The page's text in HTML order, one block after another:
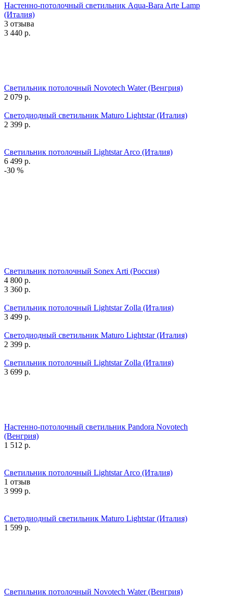
Настенно-потолочный светильник Aqua-Bara Arte Lamp
(Италия)
3 отзыва
3 440 р.
Светильник потолочный Novotech Water (Венгрия)
2 079 р.
Светодиодный светильник Maturo Lightstar (Италия)
2 399 р.
Светильник потолочный Lightstar Arco (Италия)
6 499 р.
-30 %
Светильник потолочный Sonex Arti (Россия)
4 800 р.
3 360 р.
Светильник потолочный Lightstar Zolla (Италия)
3 499 р.
Светодиодный светильник Maturo Lightstar (Италия)
2 399 р.
Светильник потолочный Lightstar Zolla (Италия)
3 699 р.
Настенно-потолочный светильник Pandora Novotech
(Венгрия)
1 512 р.
Светильник потолочный Lightstar Arco (Италия)
1 отзыв
3 999 р.
Светодиодный светильник Maturo Lightstar (Италия)
1 599 р.
Светильник потолочный Novotech Water (Венгрия)